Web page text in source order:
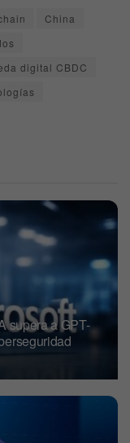
China
digital CBDC
supera a GPT-